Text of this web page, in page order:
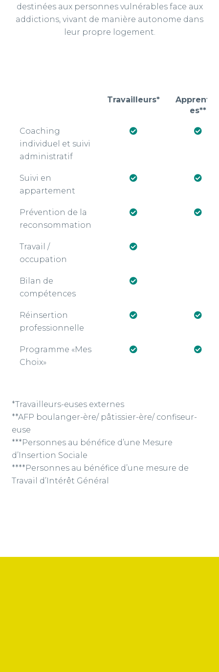
destinées aux personnes vulnérables face aux
addictions, vivant de manière autonome dans
leur propre logement.
Travailleurs*
es**
Travailleurs*
es**
Coaching
individuel et suivi
administratif
Suivi en
appartement
Prévention de la
reconsommation
Travail /
occupation
Bilan de
compétences
Réinsertion
professionnelle
Programme «Mes
Choix»
*Travailleurs-euses externes
**AFP boulanger-ère/ pâtissier-ère/ confiseur-
euse
***Personnes au bénéfice d’une Mesure
d’Insertion Sociale
****Personnes au bénéfice d’une mesure de
Travail d’Intérêt Général